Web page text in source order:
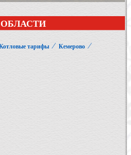
тарифы ⁄ Кемерово ⁄